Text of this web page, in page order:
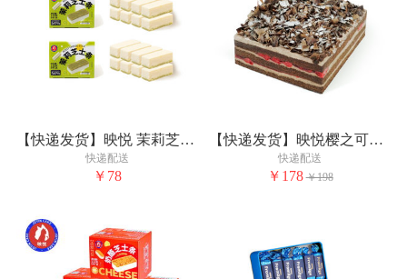
【快递发货】映悦 茉莉芝士条（8枚装）*2
快递配送
￥78
【快递发货】映悦樱之可可(全国款)
快递配送
￥178 ￥198